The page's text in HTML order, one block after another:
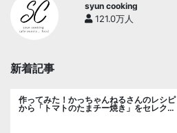
syun cooking
121.0万人
新着記事
作ってみた！かっちゃんねるさんのレシピ
から「トマトのたまチー焼き」をセレク